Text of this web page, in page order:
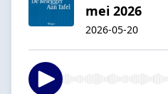
mei 2026
2026-05-20